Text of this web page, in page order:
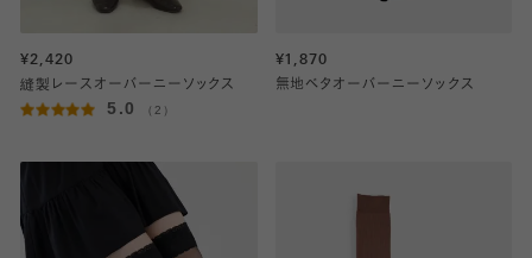
¥2,420
縫製レースオーバーニーソックス
5.0 （2）
¥1,870
無地ベタオーバーニーソックス